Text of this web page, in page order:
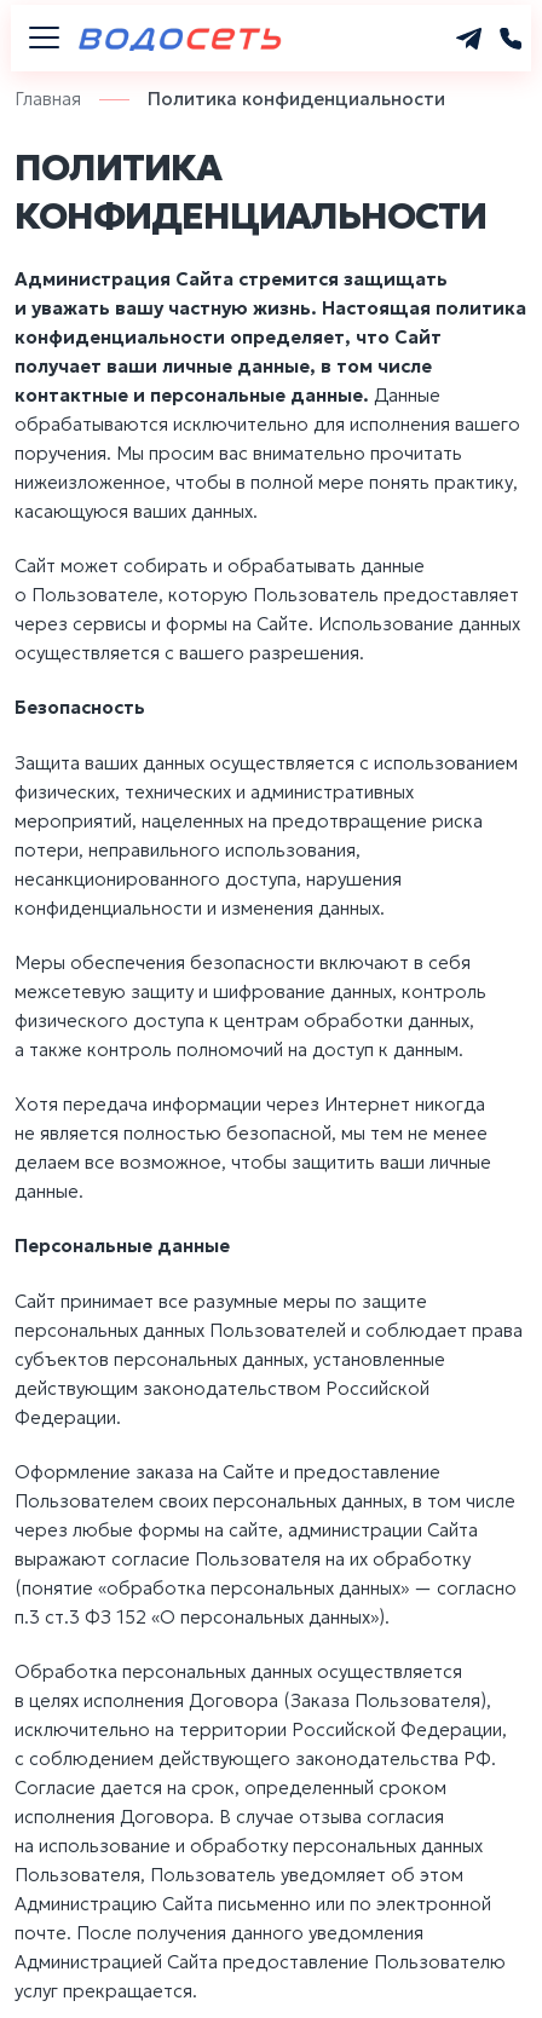
Главная Политика конфиденциальности
ПОЛИТИКА
КОНФИДЕНЦИАЛЬНОСТИ
Администрация Сайта стремится защищать
и уважать вашу частную жизнь. Настоящая политика
конфиденциальности определяет, что Сайт
получает ваши личные данные, в том числе
контактные и персональные данные. Данные
обрабатываются исключительно для исполнения вашего
поручения. Мы просим вас внимательно прочитать
нижеизложенное, чтобы в полной мере понять практику,
касающуюся ваших данных.
Сайт может собирать и обрабатывать данные
о Пользователе, которую Пользователь предоставляет
через сервисы и формы на Сайте. Использование данных
осуществляется с вашего разрешения.
Безопасность
Защита ваших данных осуществляется с использованием
физических, технических и административных
мероприятий, нацеленных на предотвращение риска
потери, неправильного использования,
несанкционированного доступа, нарушения
конфиденциальности и изменения данных.
Меры обеспечения безопасности включают в себя
межсетевую защиту и шифрование данных, контроль
физического доступа к центрам обработки данных,
а также контроль полномочий на доступ к данным.
Хотя передача информации через Интернет никогда
не является полностью безопасной, мы тем не менее
делаем все возможное, чтобы защитить ваши личные
данные.
Персональные данные
Сайт принимает все разумные меры по защите
персональных данных Пользователей и соблюдает права
субъектов персональных данных, установленные
действующим законодательством Российской
Федерации.
Оформление заказа на Сайте и предоставление
Пользователем своих персональных данных, в том числе
через любые формы на сайте, администрации Сайта
выражают согласие Пользователя на их обработку
(понятие «обработка персональных данных» — согласно
п.3 ст.3 ФЗ 152 «О персональных данных»).
Обработка персональных данных осуществляется
в целях исполнения Договора (Заказа Пользователя),
исключительно на территории Российской Федерации,
с соблюдением действующего законодательства РФ.
Согласие дается на срок, определенный сроком
исполнения Договора. В случае отзыва согласия
на использование и обработку персональных данных
Пользователя, Пользователь уведомляет об этом
Администрацию Сайта письменно или по электронной
почте. После получения данного уведомления
Администрацией Сайта предоставление Пользователю
услуг прекращается.